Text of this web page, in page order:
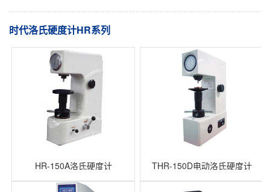
时代洛氏硬度计HR系列
HR-150A洛氏硬度计 THR-150D电动洛氏硬度计